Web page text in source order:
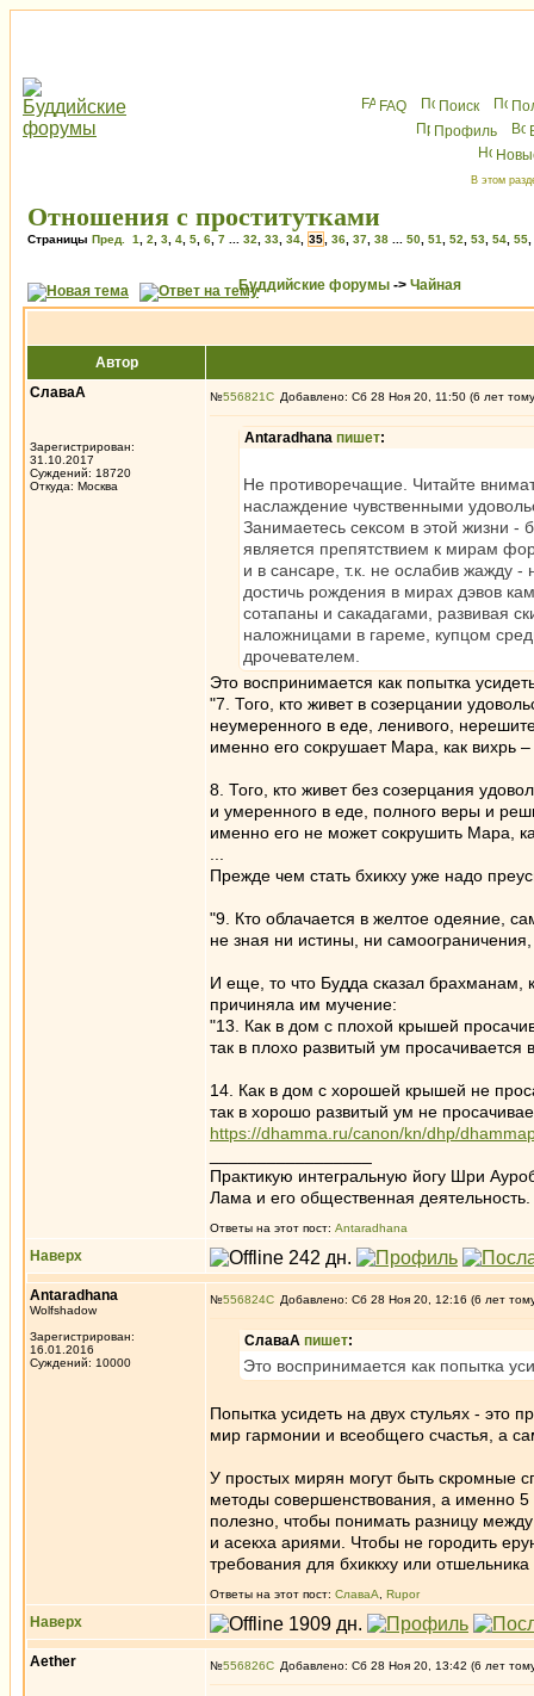
FAQ Поиск
Профиль
В этом
Отношения с проститутками
Страницы Пред. 1 2 3 4 5 6 7 32 33 34 35 36 37 38 50 51 52 53 54 55
Буддийские форумы -> Чайная
Автор
СлаваА
Зарегистрирован:
31.10.2017
Суждений: 18720
Откуда: Москва
№556821 Добавлено: Сб 28 Ноя 20, 11:50 (6 лет
Antaradhana пишет:
Не противоречащие. Читайте
наслаждение чувственными
Занимаетесь сексом в этой жизни -
является препятствием к мирам
и в сансаре, т.к. не ослабив жажду
достичь рождения в мирах дэвов
сотапаны и сакадагами, развивая
наложницами в гареме, купцом
дрочевателем.
Это воспринимается как попытка
"7. Того, кто живет в созерцании
неумеренного в еде, ленивого,
именно его сокрушает Мара, как вихрь
8. Того, кто живет без созерцания
и умеренного в еде, полного веры и
именно его не может сокрушить Мара,
Прежде чем стать бхикху уже надо
"9. Кто облачается в желтое одеяние,
не зная ни истины, ни
И еще, то что Будда сказал брахманам,
причиняла им мучение:
"13. Как в дом с плохой крышей
так в плохо развитый ум просачивается
14. Как в дом с хорошей крышей не
так в хорошо развитый ум не
https://dhamma.ru/canon/kn/dhp/
Практикую интегральную йогу Шри
Лама и его общественная деятельность.
Ответы на этот пост: Antaradhana
Наверх
Antaradhana
Wolfshadow
Зарегистрирован:
16.01.2016
Суждений: 10000
№556824 Добавлено: Сб 28 Ноя 20, 12:16 (6 лет
СлаваА пишет:
Это воспринимается как попытка
Попытка усидеть на двух стульях - это
мир гармонии и всеобщего счастья, а
У простых мирян могут быть скромные
методы совершенствования, а именно 5
полезно, чтобы понимать разницу
и асекха ариями. Чтобы не городить
требования для бхиккху или
Ответы на этот пост: СлаваА Rupor
Наверх
Aether №556826 Добавлено: Сб 28 Ноя 20, 13:42 (6 лет